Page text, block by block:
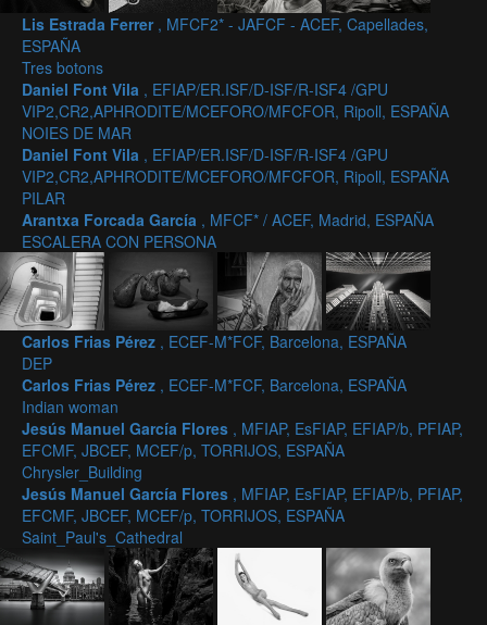
Lis Estrada Ferrer , MFCF2* - JAFCF - ACEF, Capellades,
ESPAÑA
Tres botons
Daniel Font Vila , EFIAP/ER.ISF/D-ISF/R-ISF4 /GPU
VIP2,CR2,APHRODITE/MCEFORO/MFCFOR, Ripoll, ESPAÑA
NOIES DE MAR
Daniel Font Vila , EFIAP/ER.ISF/D-ISF/R-ISF4 /GPU
VIP2,CR2,APHRODITE/MCEFORO/MFCFOR, Ripoll, ESPAÑA
PILAR
Arantxa Forcada García , MFCF* / ACEF, Madrid, ESPAÑA
ESCALERA CON PERSONA
Carlos Frias Pérez , ECEF-M*FCF, Barcelona, ESPAÑA
DEP
Carlos Frias Pérez , ECEF-M*FCF, Barcelona, ESPAÑA
Indian woman
Jesús Manuel García Flores , MFIAP, EsFIAP, EFIAP/b, PFIAP,
EFCMF, JBCEF, MCEF/p, TORRIJOS, ESPAÑA
Chrysler_Building
Jesús Manuel García Flores , MFIAP, EsFIAP, EFIAP/b, PFIAP,
EFCMF, JBCEF, MCEF/p, TORRIJOS, ESPAÑA
Saint_Paul's_Cathedral